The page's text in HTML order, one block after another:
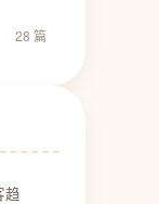
28 篇
趋